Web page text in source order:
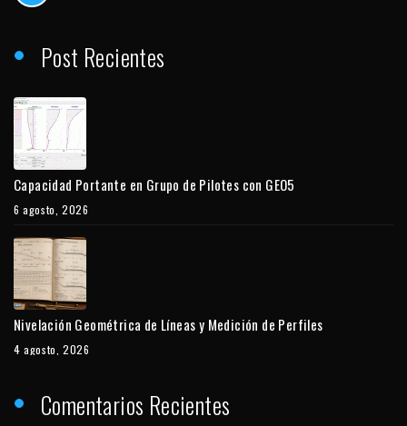
Post Recientes
Capacidad Portante en Grupo de Pilotes con GEO5
6 agosto, 2026
Nivelación Geométrica de Líneas y Medición de Perfiles
4 agosto, 2026
Comentarios Recientes